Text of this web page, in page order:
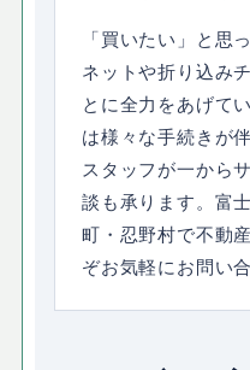
「買いたい」と思
ネットや折り込み
とに全力をあげて
は様々な手続きが
スタッフが一から
談も承ります。富
町・忍野村で不動
ぞお気軽にお問い